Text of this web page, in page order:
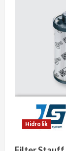
Hidrolik